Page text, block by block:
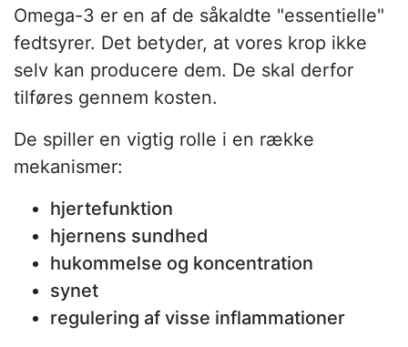
Omega-3 er en af de såkaldte "essentielle"
fedtsyrer. Det betyder, at vores krop ikke
selv kan producere dem. De skal derfor
tilføres gennem kosten.
De spiller en vigtig rolle i en række
mekanismer:
hjertefunktion
hjernens sundhed
hukommelse og koncentration
synet
regulering af visse inflammationer